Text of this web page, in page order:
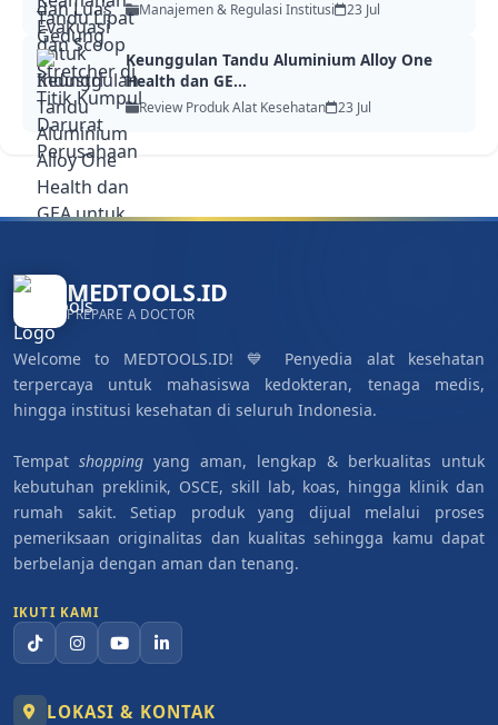
Manajemen & Regulasi Institusi 23 Jul
Keunggulan Tandu Aluminium Alloy One
Health dan GE...
Review Produk Alat Kesehatan 23 Jul
MEDTOOLS.ID
PREPARE A DOCTOR
Welcome to MEDTOOLS.ID! 💙 Penyedia alat kesehatan
terpercaya untuk mahasiswa kedokteran, tenaga medis,
hingga institusi kesehatan di seluruh Indonesia.
Tempat shopping yang aman, lengkap & berkualitas untuk
kebutuhan preklinik, OSCE, skill lab, koas, hingga klinik dan
rumah sakit. Setiap produk yang dijual melalui proses
pemeriksaan originalitas dan kualitas sehingga kamu dapat
berbelanja dengan aman dan tenang.
IKUTI KAMI
LOKASI & KONTAK